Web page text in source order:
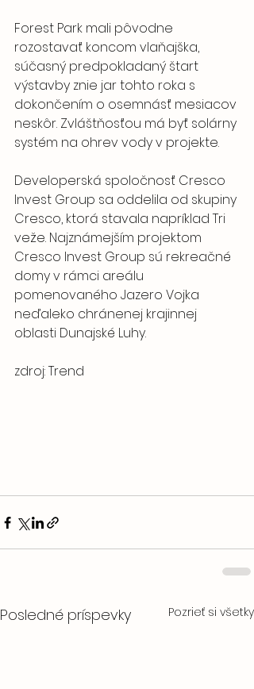
Forest Park mali pôvodne
rozostavať koncom vlaňajška,
súčasný predpokladaný štart
výstavby znie jar tohto roka s
dokončením o osemnásť mesiacov
neskôr. Zvláštňosťou má byť solárny
systém na ohrev vody v projekte.
Developerská spoločnosť Cresco
Invest Group sa oddelila od skupiny
Cresco, ktorá stavala napríklad Tri
veže. Najznámejším projektom
Cresco Invest Group sú rekreačné
domy v rámci areálu
pomenovaného Jazero Vojka
neďaleko chránenej krajinnej
oblasti Dunajské Luhy.
zdroj: Trend
Posledné príspevky Pozrieť si všetky